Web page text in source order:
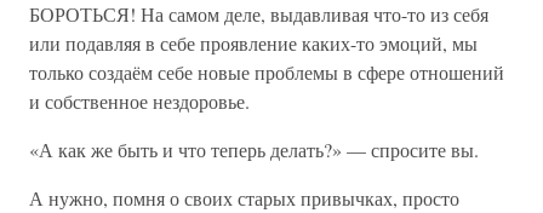
БОРОТЬСЯ! На самом деле, выдавливая что-то из себя
или подавляя в себе проявление каких-то эмоций, мы
только создаём себе новые проблемы в сфере отношений
и собственное нездоровье.
«А как же быть и что теперь делать?» — спросите вы.
А нужно, помня о своих старых привычках, просто